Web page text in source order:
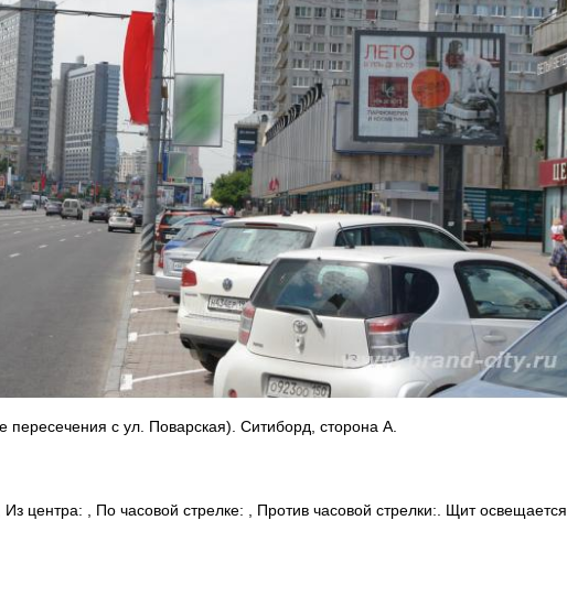
с ул. Поварская). Ситиборд, сторона А.
центра: , По часовой стрелке: , Против часовой стрелки:. Щит освещается.